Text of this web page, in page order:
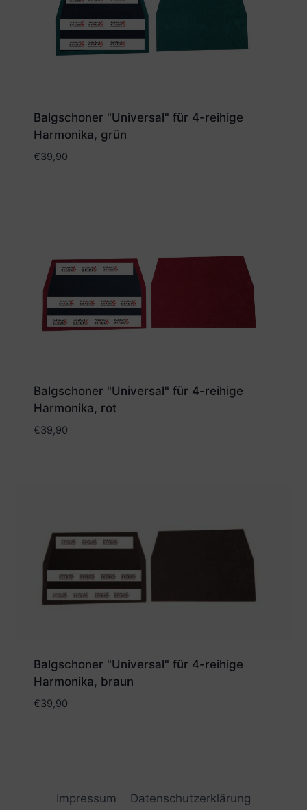
Balgschoner "Universal" für 4-reihige
Harmonika, grün
€39,90
Balgschoner "Universal" für 4-reihige
Harmonika, rot
€39,90
Balgschoner "Universal" für 4-reihige
Harmonika, braun
€39,90
Impressum Datenschutzerklärung